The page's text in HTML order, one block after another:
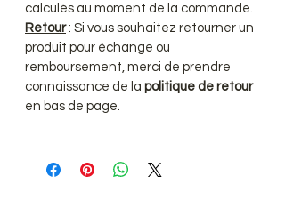
calculés au moment de la commande.
Retour: Si vous souhaitez retourner un
produit pour échange ou
remboursement, merci de prendre
connaissance de la politique de retour
en bas de page.